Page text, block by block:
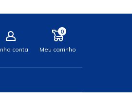
conta Meu carrinho
0